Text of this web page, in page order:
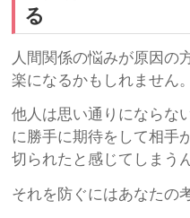
る
人間関係の悩みが原因の
楽になるかもしれません。
他人は思い通りにならな
に勝手に期待をして相手
切られたと感じてしまう
それを防ぐにはあなたの